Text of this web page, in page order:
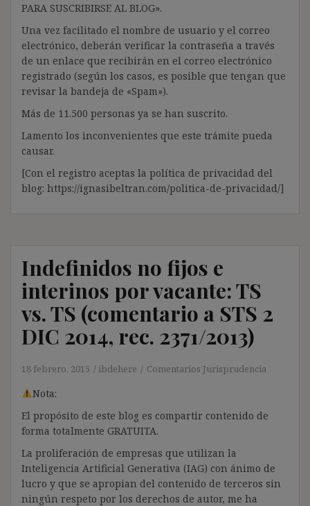
PARA SUSCRIBIRSE AL BLOG».
Una vez facilitado el nombre de usuario y el correo
electrónico, deberán verificar la contraseña a través
de un enlace que recibirán en el correo electrónico
registrado (según los casos, es posible que tengan que
revisar la bandeja de «Spam»).
Más de 11.500 personas ya se han suscrito.
Lamento los inconvenientes que este trámite pueda
causar.
[Con el registro aceptas la política de privacidad del
blog: https://ignasibeltran.com/politica-de-privacidad/]
Indefinidos no fijos e
interinos por vacante: TS
vs. TS (comentario a STS 2
DIC 2014, rec. 2371/2013)
18 febrero, 2015 ibdehere Comentarios Jurisprudencia
Nota:
El propósito de este blog es compartir contenido de
forma totalmente GRATUITA.
La proliferación de empresas que utilizan la
Inteligencia Artificial Generativa (IAG) con ánimo de
lucro y que se apropian del contenido de terceros sin
ningún respeto por los derechos de autor, me ha